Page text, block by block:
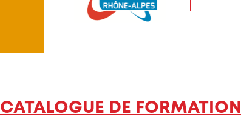
CATALOGUE DE FORMATION